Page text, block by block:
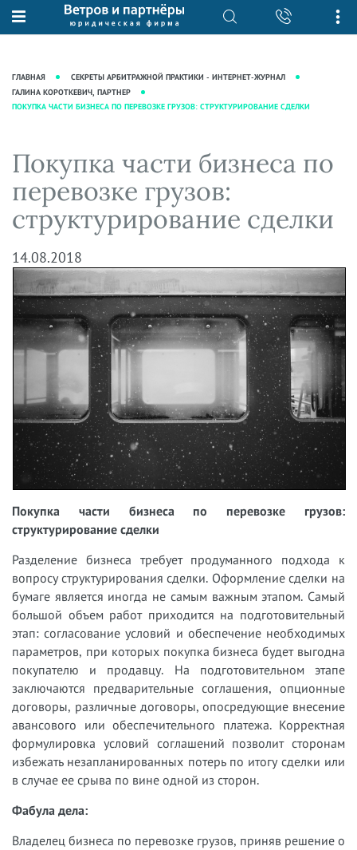
О нас
Рекомендации
фирмы
Кейсы
Вакансии
Юридические услуги
Интеллектуальная собственность
Сопровождение бизнеса
Ведение уголовных дел
Защита активов
База знаний
Журнал "Секреты арбитражной
практики"
Статьи
Аудиоподкасты
Видеоподкасты
Справочная
Вопросы-ответы
Вебинары и семинары
Прямые эфиры
ГЛАВНАЯ
СЕКРЕТЫ АРБИТРАЖНОЙ ПРАКТИКИ - ИНТЕРНЕТ-ЖУРНАЛ
ГАЛИНА КОРОТКЕВИЧ, ПАРТНЕР
ПОКУПКА ЧАСТИ БИЗНЕСА ПО ПЕРЕВОЗКЕ ГРУЗОВ: СТРУКТУРИРОВАНИЕ СДЕЛКИ
Покупка части бизнеса по
перевозке грузов:
структурирование сделки
14.08.2018
Покупка части бизнеса по перевозке грузов:
структурирование сделки
Разделение бизнеса требует продуманного подхода к
вопросу структурирования сделки. Оформление сделки на
бумаге является иногда не самым важным этапом. Самый
большой объем работ приходится на подготовительный
этап: согласование условий и обеспечение необходимых
параметров, при которых покупка бизнеса будет выгодна
покупателю и продавцу. На подготовительном этапе
заключаются предварительные соглашения, опционные
договоры, различные договоры, опосредующие внесение
авансового или обеспечительного платежа. Корректная
формулировка условий соглашений позволит сторонам
избежать незапланированных потерь по итогу сделки или
в случае ее срыва по вине одной из сторон.
Фабула дела:
Владелец бизнеса по перевозке грузов, приняв решение о